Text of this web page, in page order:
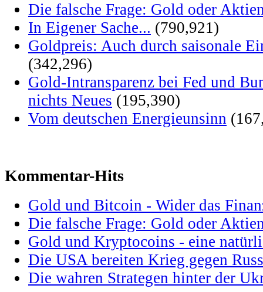
Die falsche Frage: Gold oder
In Eigener Sache... (790,921)
Goldpreis: Auch durch saisonale
(342,296)
Gold-Intransparenz bei Fed und
nichts Neues (195,390)
Vom deutschen Energieunsinn
Kommentar-Hits
Gold und Bitcoin - Wider das
Die falsche Frage: Gold oder
Gold und Kryptocoins - eine
Die USA bereiten Krieg gegen
Die wahren Strategen hinter der